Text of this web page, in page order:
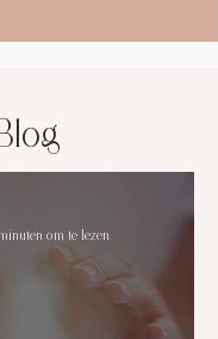
om te lezen